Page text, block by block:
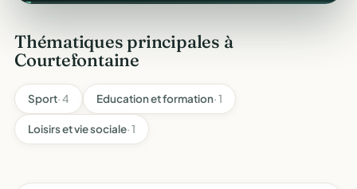
Thématiques principales à
Courtefontaine
Sport· 4 Education et formation· 1
Loisirs et vie sociale· 1